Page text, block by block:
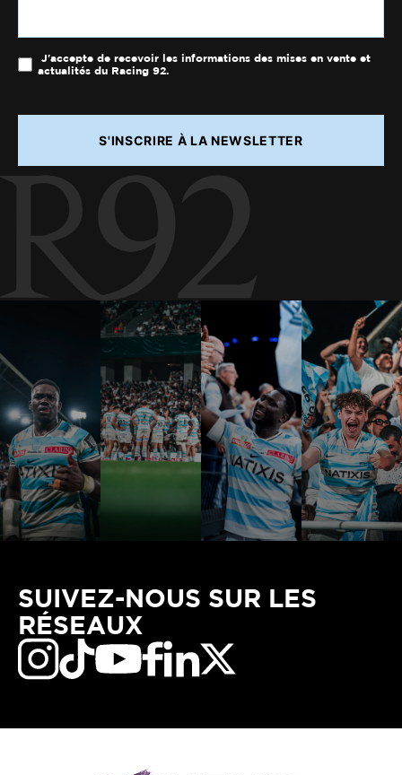
J'accepte de recevoir les informations des mises en vente et
actualités du Racing 92.
S'INSCRIRE À LA NEWSLETTER
SUIVEZ-NOUS SUR LES
RÉSEAUX